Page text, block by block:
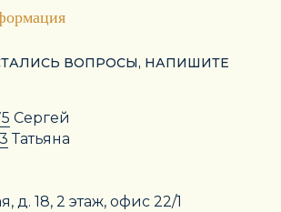
ВОПРОСЫ, НАПИШИТЕ
Сергей
Татьяна
д. 18, 2 этаж, офис 22/1